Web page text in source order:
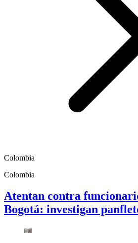
Colombia
Colombia
Atentan contra
Bogotá: investigan